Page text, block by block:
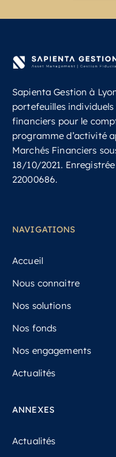
Sapienta Gestion à
portefeuilles
financiers pour le
programme d’activité
Marchés Financiers
18/10/2021.
22000686.
NAVIGATIONS
Accueil
Nous connaitre
Nos solutions
Nos fonds
Nos engagements
Actualités
ANNEXES
Actualités